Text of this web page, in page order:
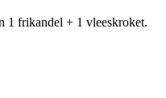
1 frikandel + 1 vleeskroket.